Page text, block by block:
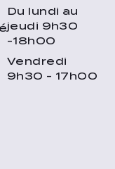
Du lundi au
jeudi 9h30
-18h00
Vendredi
9h30 - 17h00